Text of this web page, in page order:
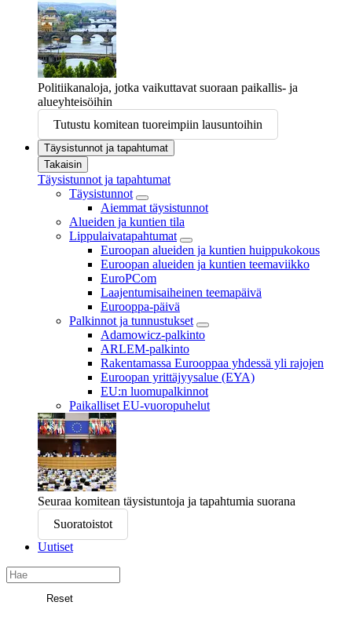
Politiikanaloja, jotka vaikuttavat suoraan paikallis- ja
alueyhteisöihin
Tutustu komitean tuoreimpiin lausuntoihin
Täysistunnot ja tapahtumat
Takaisin
Täysistunnot ja tapahtumat
Täysistunnot
Aiemmat täysistunnot
Alueiden ja kuntien tila
Lippulaivatapahtumat
Euroopan alueiden ja kuntien huippukokous
Euroopan alueiden ja kuntien teemaviikko
EuroPCom
Laajentumisaiheinen teemapäivä
Eurooppa-päivä
Palkinnot ja tunnustukset
Adamowicz-palkinto
ARLEM-palkinto
Rakentamassa Eurooppaa yhdessä yli rajojen
Euroopan yrittäjyysalue (EYA)
EU:n luomupalkinnot
Paikalliset EU-vuoropuhelut
Seuraa komitean täysistuntoja ja tapahtumia suorana
Suoratoistot
Uutiset
Search
in
EuroopanReset